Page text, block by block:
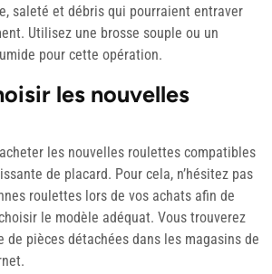
saleté et débris qui pourraient entraver
Utilisez une brosse souple ou un
pour cette opération.
les nouvelles
les nouvelles roulettes compatibles
de placard. Pour cela, n’hésitez pas
roulettes lors de vos achats afin de
le modèle adéquat. Vous trouverez
de pièces détachées dans les magasins de